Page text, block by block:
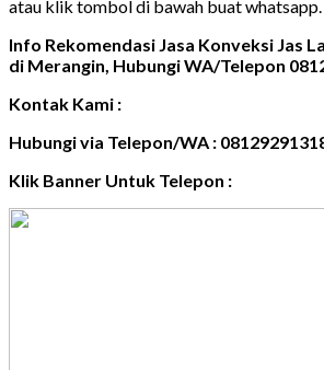
atau klik tombol di bawah buat whatsapp.
Info Rekomendasi Jasa Konveksi Jas
di Merangin, Hubungi WA/Telepon
Kontak Kami :
Hubungi via Telepon/WA :
Klik Banner Untuk Telepon :